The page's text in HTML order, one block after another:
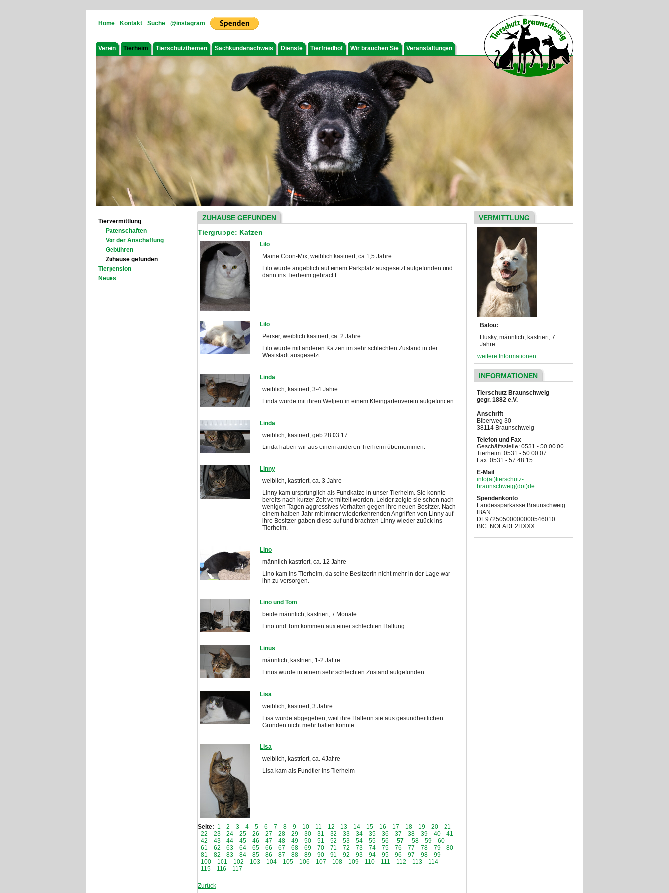
Home Kontakt Suche @instagram
Verein Tierheim Tierschutzthemen Sachkundenachweis Dienste Tierfriedhof Wir brauchen Sie Veranstaltungen
Tiervermittlung
Patenschaften
Vor der Anschaffung
Gebühren
Zuhause gefunden
Tierpension
Neues
ZUHAUSE GEFUNDEN
Tiergruppe: Katzen
Lilo
Maine Coon-Mix, weiblich kastriert, ca 1,5 Jahre
Lilo wurde angeblich auf einem Parkplatz ausgesetzt aufgefunden und
dann ins Tierheim gebracht.
Lilo
Perser, weiblich kastriert, ca. 2 Jahre
Lilo wurde mit anderen Katzen im sehr schlechten Zustand in der
Weststadt ausgesetzt.
Linda
weiblich, kastriert, 3-4 Jahre
Linda wurde mit ihren Welpen in einem Kleingartenverein aufgefunden.
Linda
weiblich, kastriert, geb.28.03.17
Linda haben wir aus einem anderen Tierheim übernommen.
Linny
weiblich, kastriert, ca. 3 Jahre
Linny kam ursprünglich als Fundkatze in unser Tierheim. Sie konnte
bereits nach kurzer Zeit vermittelt werden. Leider zeigte sie schon nach
wenigen Tagen aggressives Verhalten gegen ihre neuen Besitzer. Nach
einem halben Jahr mit immer wiederkehrenden Angriffen von Linny auf
ihre Besitzer gaben diese auf und brachten Linny wieder zuück ins
Tierheim.
Lino
männlich kastriert, ca. 12 Jahre
Lino kam ins Tierheim, da seine Besitzerin nicht mehr in der Lage war
ihn zu versorgen.
Lino und Tom
beide männlich, kastriert, 7 Monate
Lino und Tom kommen aus einer schlechten Haltung.
Linus
männlich, kastriert, 1-2 Jahre
Linus wurde in einem sehr schlechten Zustand aufgefunden.
Lisa
weiblich, kastriert, 3 Jahre
Lisa wurde abgegeben, weil ihre Halterin sie aus gesundheitlichen
Gründen nicht mehr halten konnte.
Lisa
weiblich, kastriert, ca. 4Jahre
Lisa kam als Fundtier ins Tierheim
Seite: 1 2 3 4 5 6 7 8 9 10 11 12 13 14 15 16 17 18 19 20
21
22
23 24 25 26 27 28 29 30 31 32 33 34 35 36 37 38 39 40
41
42
43 44 45 46 47 48 49 50 51 52 53 54 55 56 57 58 59
60
61
62 63 64 65 66 67 68 69 70 71 72 73 74 75 76 77 78 79
80
81
82 83 84 85 86 87 88 89 90 91 92 93 94 95 96 97 98
99
100
101 102 103 104 105 106 107 108 109 110 111 112 113
114
115
116 117
Zurück
VERMITTLUNG
Balou:
Husky, männlich, kastriert, 7
Jahre
weitere Informationen
INFORMATIONEN
Tierschutz Braunschweig
gegr. 1882 e.V.
Anschrift
Biberweg 30
38114 Braunschweig
Telefon und Fax
Geschäftsstelle: 0531 - 50 00 06
Tierheim: 0531 - 50 00 07
Fax: 0531 - 57 48 15
E-Mail
info(at)tierschutz-
braunschweig(dot)de
Spendenkonto
Landessparkasse Braunschweig
IBAN:
DE97250500000000546010
BIC: NOLADE2HXXX